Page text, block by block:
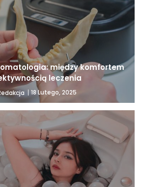
między komfortem
leczenia
18 Lutego, 2025